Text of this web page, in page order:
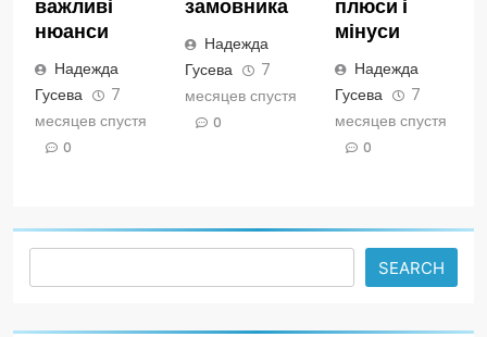
важливі
нюанси
Надежда
Гусева
7
месяцев спустя
0
замовника
Надежда
Гусева
7
месяцев спустя
0
плюси і
мінуси
Надежда
Гусева
7
месяцев спустя
0
SEARCH